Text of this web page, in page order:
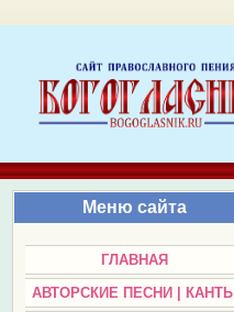
Меню сайта
ГЛАВНАЯ
АВТОРСКИЕ ПЕСНИ | КАНТЫ